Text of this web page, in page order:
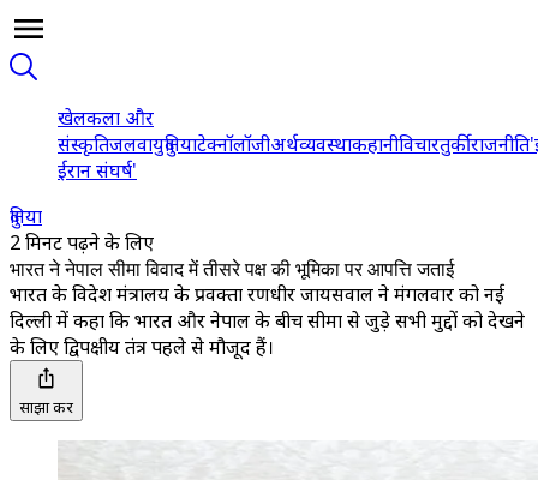
खेलकला और
संस्कृतिजलवायुदुनियाटेक्नॉलॉजीअर्थव्यवस्थाकहानीविचारतुर्कीराजनीति
ईरान संघर्ष'
दुनिया
2 मिनट पढ़ने के लिए
भारत ने नेपाल सीमा विवाद में तीसरे पक्ष की भूमिका पर आपत्ति जताई
भारत के विदेश मंत्रालय के प्रवक्ता रणधीर जायसवाल ने मंगलवार को नई
दिल्ली में कहा कि भारत और नेपाल के बीच सीमा से जुड़े सभी मुद्दों को देखने
के लिए द्विपक्षीय तंत्र पहले से मौजूद हैं।
साझा करें